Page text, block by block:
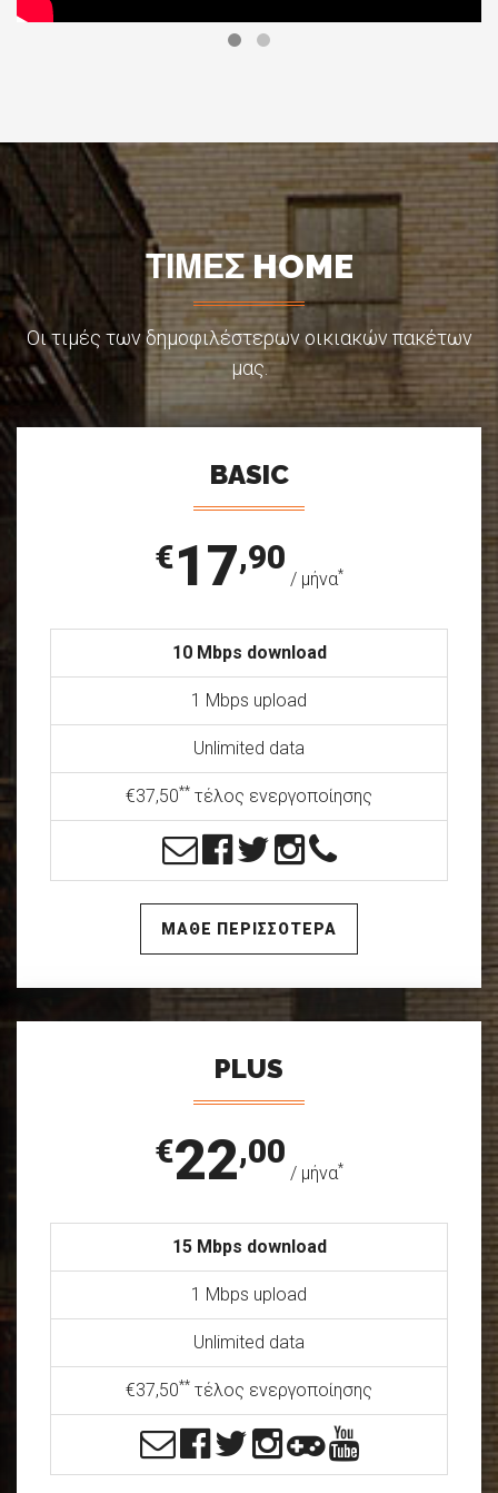
ΤΙΜΕΣ HOME
Οι τιμές των δημοφιλέστερων οικιακών πακέτων
μας.
BASIC
€17,90
/ μήνα*
10 Mbps download
1 Mbps upload
Unlimited data
€37,50** τέλος ενεργοποίησης
ΜΑΘΕ ΠΕΡΙΣΣΟΤΕΡΑ
PLUS
€22,00
/ μήνα*
15 Mbps download
1 Mbps upload
Unlimited data
€37,50** τέλος ενεργοποίησης